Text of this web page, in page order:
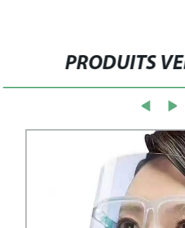
PRODUITS